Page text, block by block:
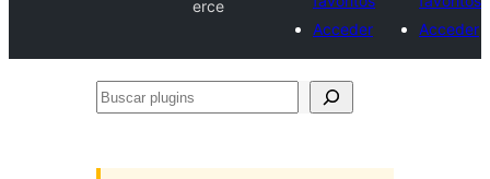
erce
Acceder
Acceder
Buscar